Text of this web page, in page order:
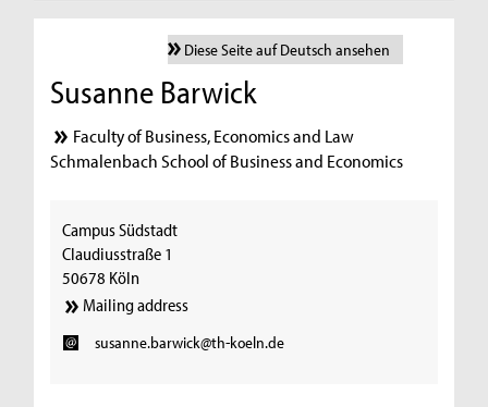
Diese Seite auf Deutsch ansehen
Susanne Barwick
Faculty of Business, Economics and Law
Schmalenbach School of Business and Economics
Campus Südstadt
Claudiusstraße 1
50678 Köln
Mailing address
susanne.barwick@th-koeln.de